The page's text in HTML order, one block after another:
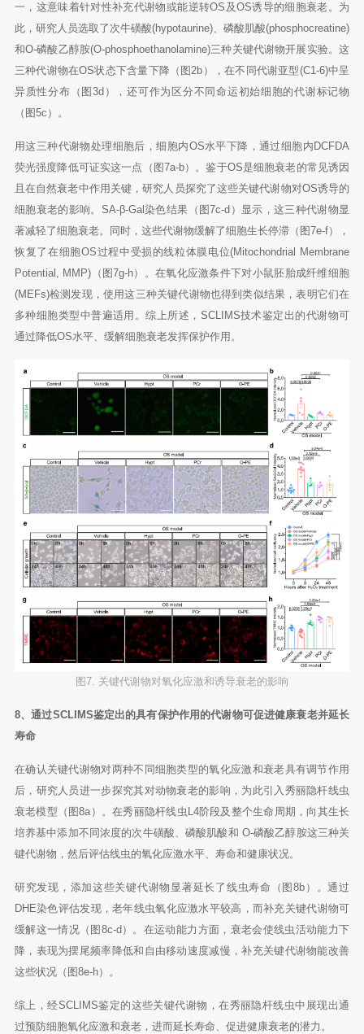
一，这意味着针对性补充代谢物或能逆转OS及OS诱导的细胞衰老。为
此，研究人员选取了次牛磺酸(hypotaurine)、磷酸肌酸(phosphocreatine)
和O-磷酸乙醇胺(O-phosphoethanolamine)三种关键代谢物开展实验。这
三种代谢物在OS状态下含量下降（图2b），在不同代谢亚型(C1-6)中呈
异质性分布（图3d），还可作为区分不同命运初始细胞的代谢标记物
（图5c）。
用这三种代谢物处理细胞后，细胞内OS水平下降，通过细胞内DCFDA
荧光强度降低可证实这一点（图7a-b）。鉴于OS是细胞衰老的常见诱因
且在自然衰老中作用关键，研究人员探究了这些关键代谢物对OS诱导的
细胞衰老的影响。SA-β-Gal染色结果（图7c-d）显示，这三种代谢物显
著减轻了细胞衰老。同时，这些代谢物缓解了细胞生长停滞（图7e-f），
恢复了在细胞OS过程中受损的线粒体膜电位(Mitochondrial Membrane
Potential, MMP)（图7g-h）。在氧化应激条件下对小鼠胚胎成纤维细胞
(MEFs)检测发现，使用这三种关键代谢物也得到类似结果，表明它们在
多种细胞类型中普遍适用。综上所述，SCLIMS技术鉴定出的代谢物可
通过降低OS水平、缓解细胞衰老发挥保护作用。
图7. 关键代谢物对氧化应激和诱导衰老的影响
8、通过SCLIMS鉴定出的具有保护作用的代谢物可促进健康衰老并延长
寿命
在确认关键代谢物对两种不同细胞类型的氧化应激和衰老具有调节作用
后，研究人员进一步探究其对动物衰老的影响，为此引入秀丽隐杆线虫
衰老模型（图8a）。在秀丽隐杆线虫L4阶段及整个生命周期，向其生长
培养基中添加不同浓度的次牛磺酸、磷酸肌酸和 O-磷酸乙醇胺这三种关
键代谢物，然后评估线虫的氧化应激水平、寿命和健康状况。
研究发现，添加这些关键代谢物显著延长了线虫寿命（图8b）。通过
DHE染色评估发现，老年线虫氧化应激水平较高，而补充关键代谢物可
缓解这一情况（图8c-d）。在运动能力方面，衰老会使线虫活动能力下
降，表现为摆尾频率降低和自由移动速度减慢，补充关键代谢物能改善
这些状况（图8e-h）。
综上，经SCLIMS鉴定的这些关键代谢物，在秀丽隐杆线虫中展现出通
过预防细胞氧化应激和衰老，进而延长寿命、促进健康衰老的潜力。